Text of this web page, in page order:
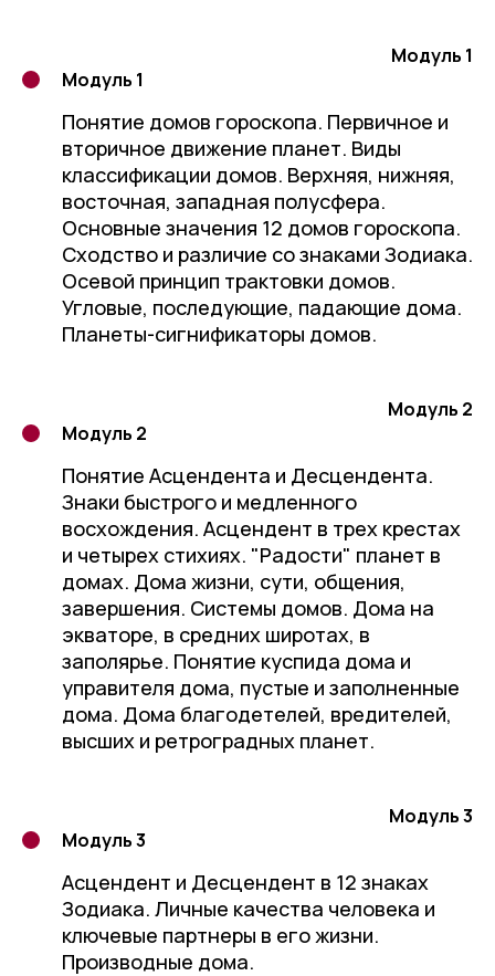
Модуль 1
Модуль 1
Понятие домов гороскопа. Первичное и
вторичное движение планет. Виды
классификации домов. Верхняя, нижняя,
восточная, западная полусфера.
Основные значения 12 домов гороскопа.
Сходство и различие со знаками Зодиака.
Осевой принцип трактовки домов.
Угловые, последующие, падающие дома.
Планеты-сигнификаторы домов.
Модуль 2
Модуль 2
Понятие Асцендента и Десцендента.
Знаки быстрого и медленного
восхождения. Асцендент в трех крестах
и четырех стихиях. "Радости" планет в
домах. Дома жизни, сути, общения,
завершения. Системы домов. Дома на
экваторе, в средних широтах, в
заполярье. Понятие куспида дома и
управителя дома, пустые и заполненные
дома. Дома благодетелей, вредителей,
высших и ретроградных планет.
Модуль 3
Модуль 3
Асцендент и Десцендент в 12 знаках
Зодиака. Личные качества человека и
ключевые партнеры в его жизни.
Производные дома.